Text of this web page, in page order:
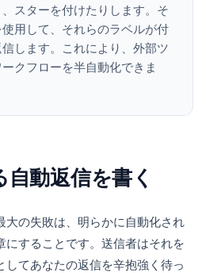
スターを付けたりします。そ
用して、それらのラベルが付
します。これにより、外部ツ
クフローを半自動化できま
動返信を書く
大の失敗は、明らかに自動化され
にすることです。送信者はそれを
してあなたの返信を辛抱強く待っ